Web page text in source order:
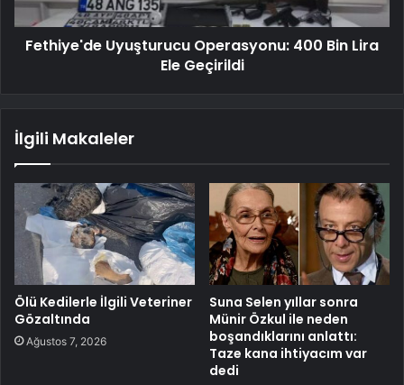
Fethiye'de Uyuşturucu Operasyonu: 400 Bin Lira
Ele Geçirildi
İlgili Makaleler
Ölü Kedilerle İlgili Veteriner
Gözaltında
Ağustos 7, 2026
Suna Selen yıllar sonra
Münir Özkul ile neden
boşandıklarını anlattı:
Taze kana ihtiyacım var
dedi